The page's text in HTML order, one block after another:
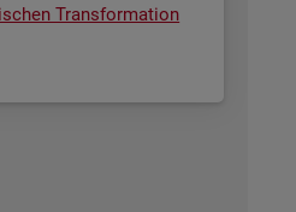
Trans­for­ma­ti­on